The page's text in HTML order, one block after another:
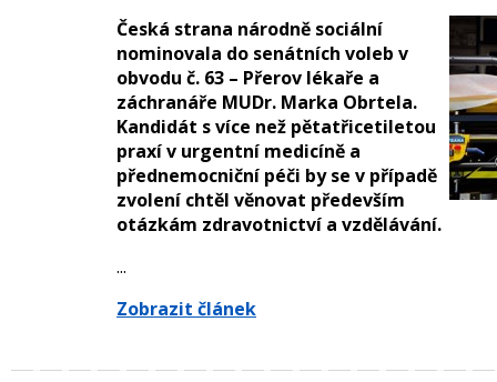
Česká strana národně sociální
nominovala do senátních voleb v
obvodu č. 63 – Přerov lékaře a
záchranáře MUDr. Marka Obrtela.
Kandidát s více než pětatřicetiletou
praxí v urgentní medicíně a
přednemocniční péči by se v případě
zvolení chtěl věnovat především
otázkám zdravotnictví a vzdělávání.
...
Zobrazit článek